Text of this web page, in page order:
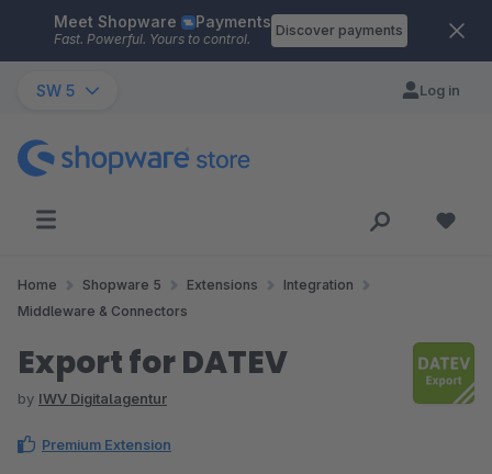
Skip to main content
Meet Shopware Payments
Fast. Powerful. Yours to control.
Discover payments
SW 5 Log in
Home Shopware 5 Extensions
Integration
Middleware & Connectors
Export for DATEV
by IWV Digitalagentur
Premium Extension